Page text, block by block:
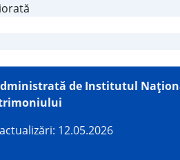
de Institutul
12.05.2026